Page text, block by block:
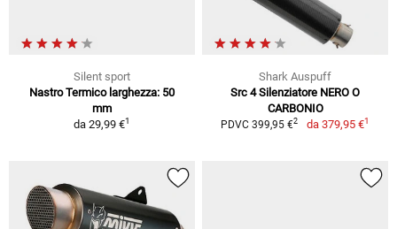
Silent sport
Nastro Termico larghezza: 50
mm
da 29,99 €1
Shark Auspuff
Src 4 Silenziatore NERO O
CARBONIO
PDVC 399,95 €2 da 379,95 €1